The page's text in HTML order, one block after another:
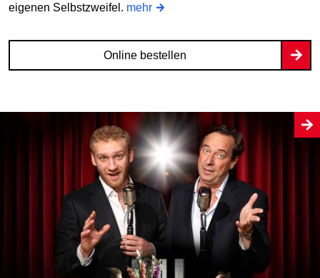
eigenen Selbstzweifel. mehr
Online bestellen